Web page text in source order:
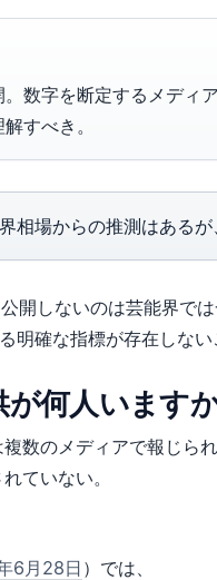
数字を断定するメディ
すべき。
相場からの推測はある
開しないのは芸能界で
明確な指標が存在しな
何人います
数のメディアで報じら
ていない。
6月28日 ）では、